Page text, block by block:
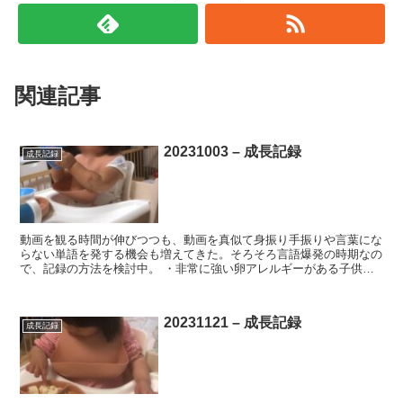
関連記事
成長記録 20231003 – 成長記録
動画を観る時間が伸びつつも、動画を真似て身振り手振りや言葉にな
らない単語を発する機会も増えてきた。そろそろ言語爆発の時期なの
で、記録の方法を検討中。 ・非常に強い卵アレルギーがある子供の
成長記録 20231121 – 成長記録